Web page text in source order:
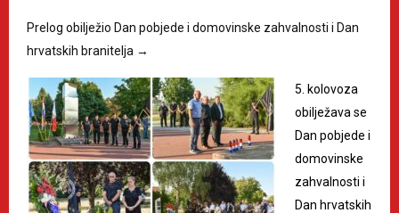
Prelog obilježio Dan pobjede i domovinske zahvalnosti i Dan
hrvatskih branitelja →
5. kolovoza
obilježava se
Dan pobjede i
domovinske
zahvalnosti i
Dan hrvatskih